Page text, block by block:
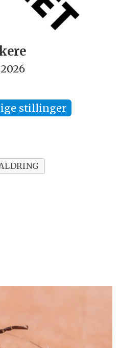
stillinger